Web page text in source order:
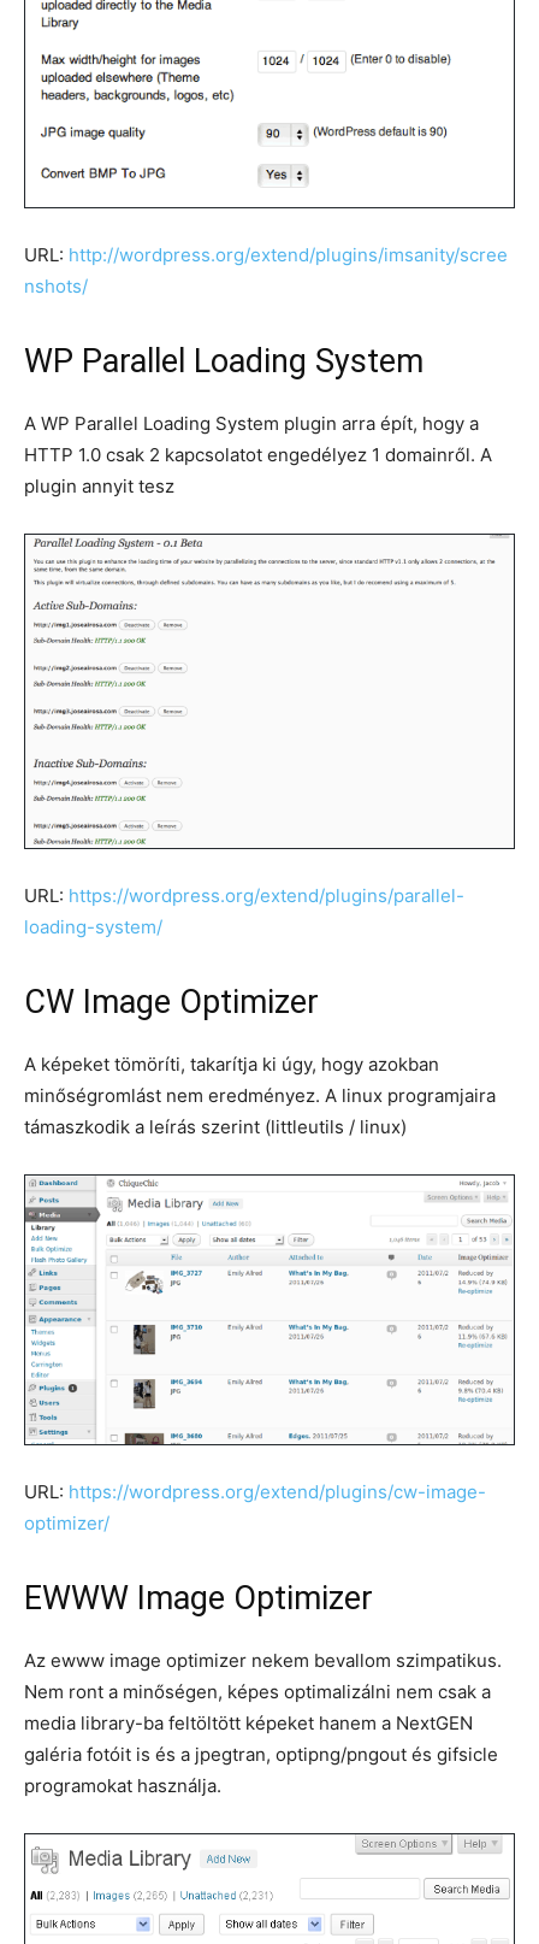
URL: http://wordpress.org/extend/plugins/imsanity/scree
nshots/
WP Parallel Loading System
A WP Parallel Loading System plugin arra épít, hogy a
HTTP 1.0 csak 2 kapcsolatot engedélyez 1 domainről. A
plugin annyit tesz
URL: https://wordpress.org/extend/plugins/parallel-
loading-system/
CW Image Optimizer
A képeket tömöríti, takarítja ki úgy, hogy azokban
minőségromlást nem eredményez. A linux programjaira
támaszkodik a leírás szerint (littleutils / linux)
URL: https://wordpress.org/extend/plugins/cw-image-
optimizer/
EWWW Image Optimizer
Az ewww image optimizer nekem bevallom szimpatikus.
Nem ront a minőségen, képes optimalizálni nem csak a
media library-ba feltöltött képeket hanem a NextGEN
galéria fotóit is és a jpegtran, optipng/pngout és gifsicle
programokat használja.